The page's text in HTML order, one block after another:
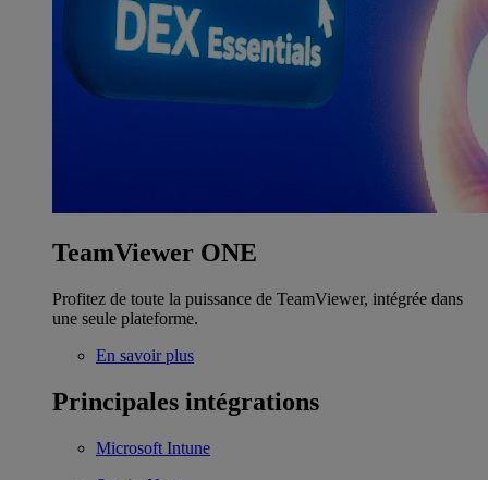
TeamViewer ONE
Profitez de toute la puissance de TeamViewer, intégrée dans
une seule plateforme.
En savoir plus
Principales intégrations
Microsoft Intune